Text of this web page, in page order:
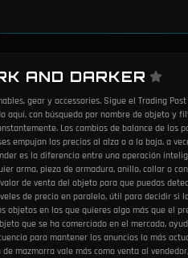
AND DARKER
gear y accessories. Sigue el Trading
aquí, con búsqueda por nombre de objeto y
Los cambios de balance de los
empujan los precios al alza o a la baja, a
es la diferencia entre una operación
arma, pieza de armadura, anillo, collar o
de venta del objeto para que puedas
de precio en paralelo, útil para decidir si
en los que quieres algo más que el
que se ha comerciado en el mercado,
para mantener los anuncios lo más
mazmorra vale más como venta al